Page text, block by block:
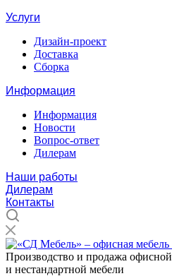
Услуги
Дизайн-проект
Доставка
Сборка
Информация
Информация
Новости
Вопрос-ответ
Дилерам
Наши работы
Дилерам
Контакты
Производство и продажа офисной
и нестандартной мебели